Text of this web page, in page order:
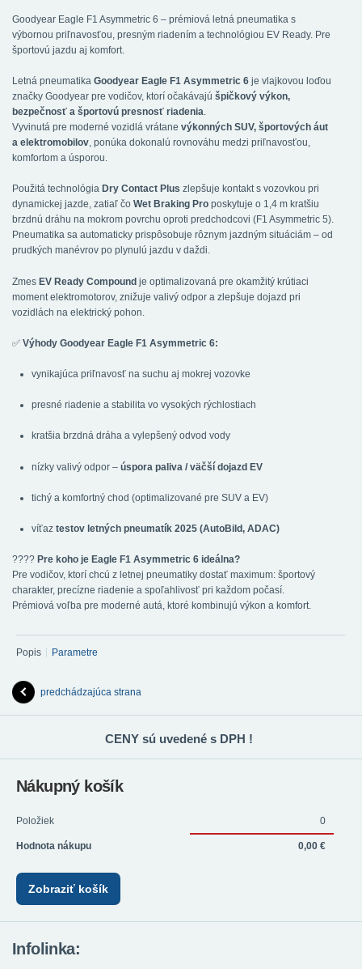
Goodyear Eagle F1 Asymmetric 6 – prémiová letná pneumatika s
výbornou priľnavosťou, presným riadením a technológiou EV Ready. Pre
športovú jazdu aj komfort.
Letná pneumatika Goodyear Eagle F1 Asymmetric 6 je vlajkovou loďou
značky Goodyear pre vodičov, ktorí očakávajú špičkový výkon,
bezpečnosť a športovú presnosť riadenia.
Vyvinutá pre moderné vozidlá vrátane výkonných SUV, športových áut
a elektromobilov, ponúka dokonalú rovnováhu medzi priľnavosťou,
komfortom a úsporou.
Použitá technológia Dry Contact Plus zlepšuje kontakt s vozovkou pri
dynamickej jazde, zatiaľ čo Wet Braking Pro poskytuje o 1,4 m kratšiu
brzdnú dráhu na mokrom povrchu oproti predchodcovi (F1 Asymmetric 5).
Pneumatika sa automaticky prispôsobuje rôznym jazdným situáciám – od
prudkých manévrov po plynulú jazdu v daždi.
Zmes EV Ready Compound je optimalizovaná pre okamžitý krútiaci
moment elektromotorov, znižuje valivý odpor a zlepšuje dojazd pri
vozidlách na elektrický pohon.
✅ Výhody Goodyear Eagle F1 Asymmetric 6:
vynikajúca priľnavosť na suchu aj mokrej vozovke
presné riadenie a stabilita vo vysokých rýchlostiach
kratšia brzdná dráha a vylepšený odvod vody
nízky valivý odpor – úspora paliva / väčší dojazd EV
tichý a komfortný chod (optimalizované pre SUV a EV)
víťaz testov letných pneumatík 2025 (AutoBild, ADAC)
???? Pre koho je Eagle F1 Asymmetric 6 ideálna?
Pre vodičov, ktorí chcú z letnej pneumatiky dostať maximum: športový
charakter, precízne riadenie a spoľahlivosť pri každom počasí.
Prémiová voľba pre moderné autá, ktoré kombinujú výkon a komfort.
Popis Parametre
predchádzajúca strana
CENY sú uvedené s DPH !
Nákupný košík
Položiek 0
Hodnota nákupu 0,00 €
Zobraziť košík
Infolinka: